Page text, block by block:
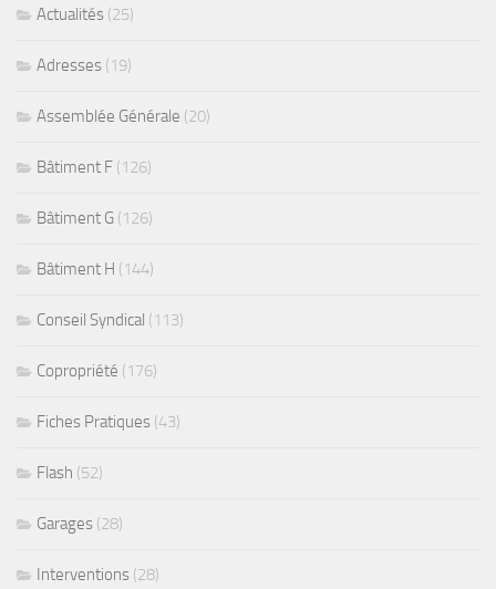
Actualités (25)
Adresses (19)
Assemblée Générale (20)
Bâtiment F (126)
Bâtiment G (126)
Bâtiment H (144)
Conseil Syndical (113)
Copropriété (176)
Fiches Pratiques (43)
Flash (52)
Garages (28)
Interventions (28)